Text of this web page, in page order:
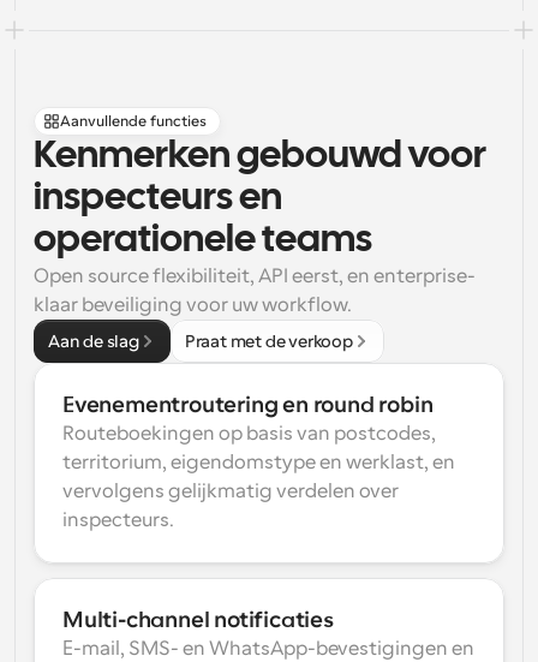
Aanvullende functies
Kenmerken gebouwd voor
inspecteurs en
operationele teams
Open source flexibiliteit, API eerst, en enterprise-
klaar beveiliging voor uw workflow.
Aan de slag Praat met de verkoop
Evenementroutering en round robin
Routeboekingen op basis van postcodes,
territorium, eigendomstype en werklast, en
vervolgens gelijkmatig verdelen over
inspecteurs.
Multi-channel notificaties
E-mail, SMS- en WhatsApp-bevestigingen en